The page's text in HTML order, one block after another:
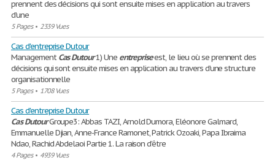
prennent des décisions qui sont ensuite mises en application au travers
d’une
5 Pages• 2339 Vues
Cas d'entreprise Dutour
ManagementCas Dutour1) Une entrepriseest, le lieu où se prennent des
décisions qui sont ensuite mises en application au travers d’une structure
organisationnelle
5 Pages• 1708 Vues
Cas d'entreprise Dutour
Cas DutourGroupe3: Abbas TAZI, Arnold Dumora, Eléonore Galmard,
Emmanuelle Djian, Anne-France Ramonet, Patrick Ozoaki, Papa Ibraima
Ndao, Rachid Abdelaoi Partie 1. La raison d’être
4 Pages• 4939 Vues